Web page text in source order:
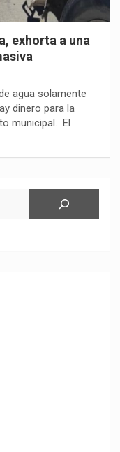
exhorta a una
agua solamente
dinero para la
municipal. El